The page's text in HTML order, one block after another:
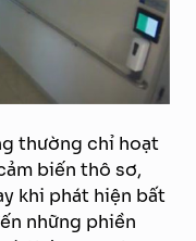
thường chỉ hoạt
biến thô sơ,
khi phát hiện bất
những phiền